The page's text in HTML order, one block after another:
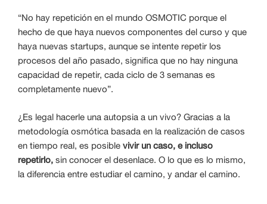
“No hay repetición en el mundo OSMOTIC porque el
hecho de que haya nuevos componentes del curso y que
haya nuevas startups, aunque se intente repetir los
procesos del año pasado, significa que no hay ninguna
capacidad de repetir, cada ciclo de 3 semanas es
completamente nuevo”.
¿Es legal hacerle una autopsia a un vivo? Gracias a la
metodología osmótica basada en la realización de casos
en tiempo real, es posible vivir un caso, e incluso
repetirlo, sin conocer el desenlace. O lo que es lo mismo,
la diferencia entre estudiar el camino, y andar el camino.